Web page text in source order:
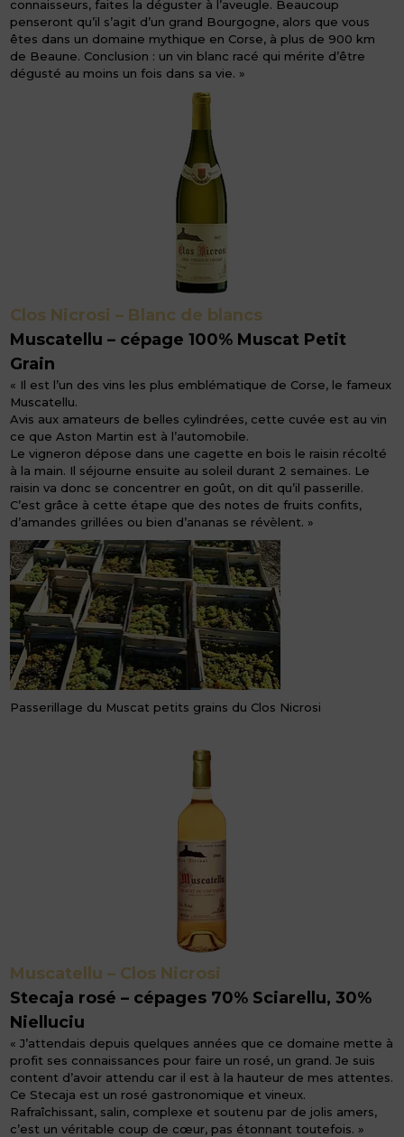
connaisseurs, faites la déguster à l’aveugle. Beaucoup
penseront qu’il s’agit d’un grand Bourgogne, alors que vous
êtes dans un domaine mythique en Corse, à plus de 900 km
de Beaune. Conclusion : un vin blanc racé qui mérite d’être
dégusté au moins un fois dans sa vie. »
Clos Nicrosi – Blanc de blancs
Muscatellu – cépage 100% Muscat Petit
Grain
« Il est l’un des vins les plus emblématique de Corse, le fameux
Muscatellu.
Avis aux amateurs de belles cylindrées, cette cuvée est au vin
ce que Aston Martin est à l’automobile.
Le vigneron dépose dans une cagette en bois le raisin récolté
à la main. Il séjourne ensuite au soleil durant 2 semaines. Le
raisin va donc se concentrer en goût, on dit qu’il passerille.
C’est grâce à cette étape que des notes de fruits confits,
d’amandes grillées ou bien d’ananas se révèlent. »
Passerillage du Muscat petits grains du Clos Nicrosi
Muscatellu – Clos Nicrosi
Stecaja rosé – cépages 70% Sciarellu, 30%
Nielluciu
« J’attendais depuis quelques années que ce domaine mette à
profit ses connaissances pour faire un rosé, un grand. Je suis
content d’avoir attendu car il est à la hauteur de mes attentes.
Ce Stecaja est un rosé gastronomique et vineux.
Rafraîchissant, salin, complexe et soutenu par de jolis amers,
c’est un véritable coup de cœur, pas étonnant toutefois. »